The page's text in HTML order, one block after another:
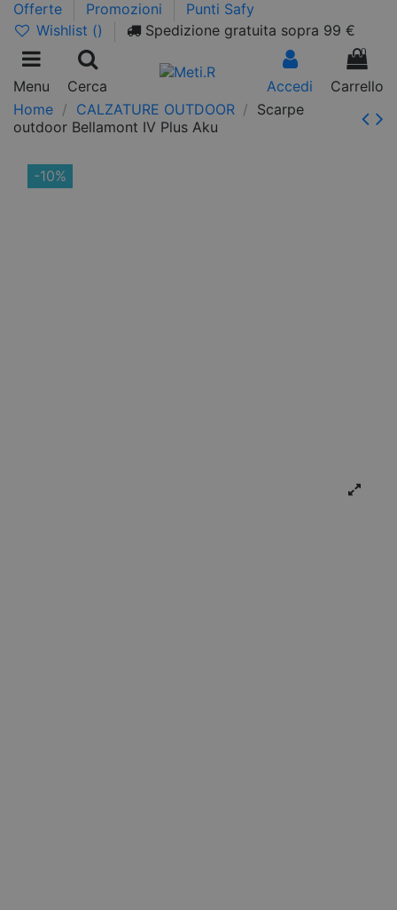
Offerte Promozioni
Punti Safy
Wishlist () Spedizione gratuita sopra 99 €
Menu Cerca Accedi
0
Carrello
Home
CALZATURE OUTDOOR
Scarpe
outdoor Bellamont IV Plus Aku
-10%